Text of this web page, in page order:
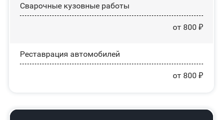
Сварочные кузовные работы
от 800 ₽
Реставрация автомобилей
от 800 ₽